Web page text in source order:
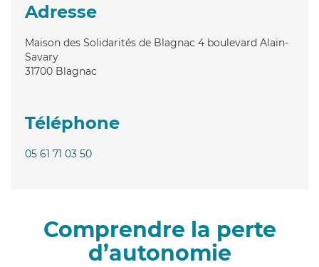
Adresse
Maison des Solidarités de Blagnac 4 boulevard Alain-
Savary
31700 Blagnac
Téléphone
05 61 71 03 50
Comprendre la perte
d’autonomie